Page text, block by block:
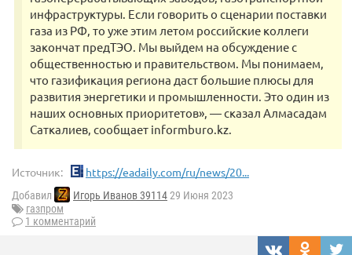
инфраструктуры. Если говорить о сценарии поставки
газа из РФ, то уже этим летом российские коллеги
закончат предТЭО. Мы выйдем на обсуждение с
общественностью и правительством. Мы понимаем,
что газификация региона даст большие плюсы для
развития энергетики и промышленности. Это один из
наших основных приоритетов», — сказал Алмасадам
Саткалиев, сообщает informburo.kz.
Источник: https://eadaily.com/ru/news/20...
Добавил Игорь Иванов 3911429 Июня 2023
газпром
1 комментарий